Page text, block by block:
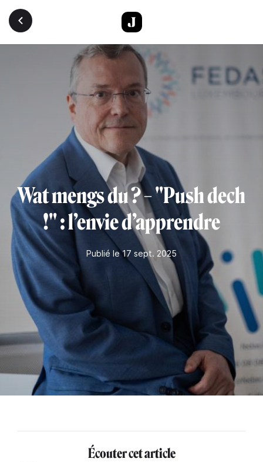
Aller au contenu principal
Wat mengs du ? – "Push dech
!" : l’envie d’apprendre
Publié le 17 sept. 2025
Écouter cet article